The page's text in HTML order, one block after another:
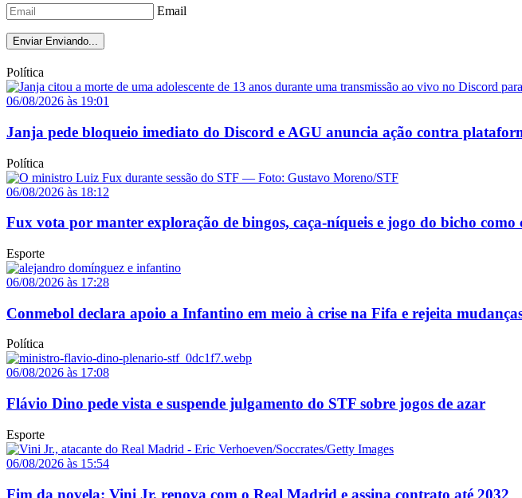
Email
Enviar Enviando...
Política
06/08/2026 às 19:01
Janja pede bloqueio imediato do Discord e AGU anuncia ação contra
Política
06/08/2026 às 18:12
Fux vota por manter exploração de bingos, caça-níqueis e jogo do bicho
Esporte
06/08/2026 às 17:28
Conmebol declara apoio a Infantino em meio à crise na Fifa e rejeita
Política
06/08/2026 às 17:08
Flávio Dino pede vista e suspende julgamento do STF sobre jogos de azar
Esporte
06/08/2026 às 15:54
Fim da novela: Vini Jr. renova com o Real Madrid e assina contrato até 2032